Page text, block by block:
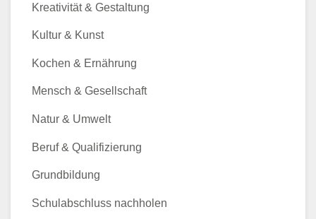
Kreativität & Gestaltung
Kultur & Kunst
Kochen & Ernährung
Mensch & Gesellschaft
Natur & Umwelt
Beruf & Qualifizierung
Grundbildung
Schulabschluss nachholen